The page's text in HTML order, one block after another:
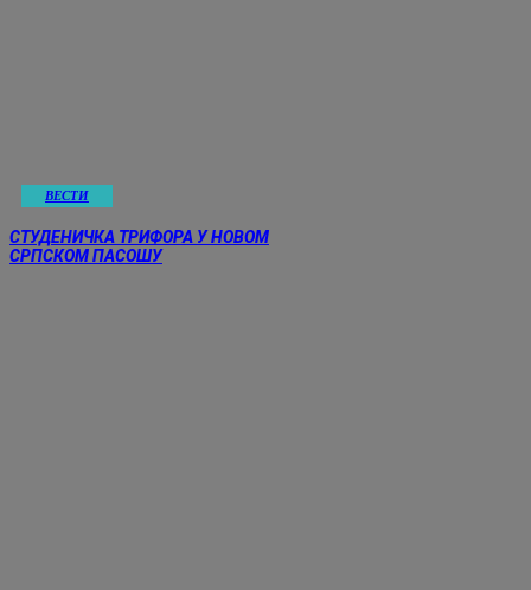
ВЕСТИ
СТУДЕНИЧКА ТРИФОРА У НОВОМ
СРПСКОМ ПАСОШУ